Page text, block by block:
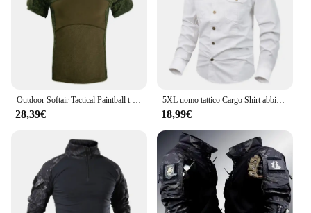
Outdoor Softair Tactical Paintball t-Shirt Mens Summer Climb Shirt Safari Tee Camouflage Shirts escursionismo combattimento abbigliamento da lavoro
28,39€
5XL uomo tattico Cargo Shirt abbigliamento da lavoro giacca primavera autunno allentato Casual manica lunga abbigliamento da pesca Golf escursionismo camicia Plus Size
18,99€